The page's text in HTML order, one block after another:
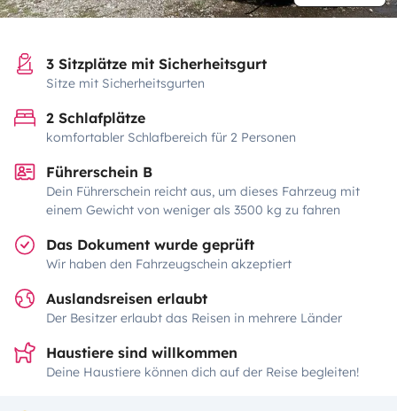
3 Sitzplätze mit Sicherheitsgurt
Sitze mit Sicherheitsgurten
2 Schlafplätze
komfortabler Schlafbereich für 2 Personen
Führerschein B
Dein Führerschein reicht aus, um dieses Fahrzeug mit
einem Gewicht von weniger als 3500 kg zu fahren
Das Dokument wurde geprüft
Wir haben den Fahrzeugschein akzeptiert
Auslandsreisen erlaubt
Der Besitzer erlaubt das Reisen in mehrere Länder
Haustiere sind willkommen
Deine Haustiere können dich auf der Reise begleiten!